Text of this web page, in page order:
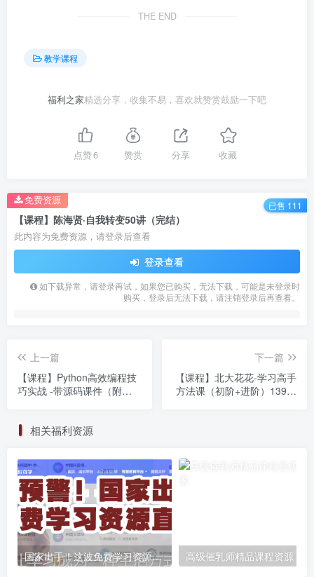
THE END
教学课程
福利之家精选分享，收集不易，喜欢就赞赏鼓励一下吧
点赞6 赞赏 分享 收藏
【课程】陈海贤·自我转变50讲（完结）
此内容为免费资源，请登录后查看
登录查看
如下载异常，请登录再试，如果您已购买，无法下载，可能是未登录时
购买，登录后无法下载，请注销登录后再查看。
免费资源 已售 111
上一篇
【课程】Python高效编程技
巧实战 -带源码课件（附
下一篇
【课程】北大花花-学习高手
方法课（初阶+进阶）139节
相关福利资源
国家出手！这波免费学习资源直接封神 宝藏预警⚠️：8.8万条教材+清北名师课，国家给你的知识锦鲤来了！ 原来国家悄悄铺了这么多免费学习赛道 高级催乳师精品课程资源